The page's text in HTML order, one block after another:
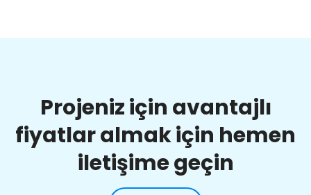
Projeniz için avantajlı
fiyatlar almak için hemen
iletişime geçin